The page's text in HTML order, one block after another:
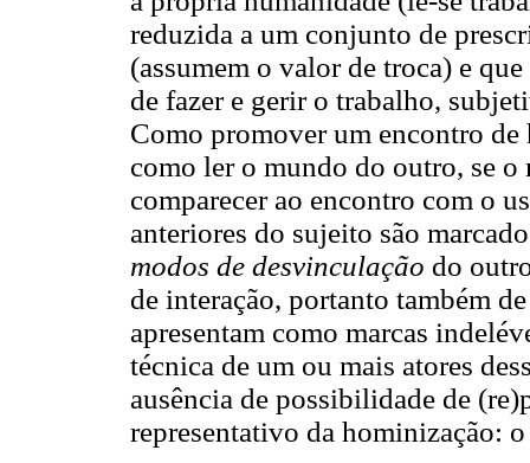
reduzida a um conjunto de
(assumem o valor de troca) e
de fazer e gerir o trabalho,
Como promover um encontro
como ler o mundo do outro, se
comparecer ao encontro com o
anteriores do sujeito são
modos de desvinculação do
de interação, portanto também
apresentam como marcas
técnica de um ou mais atores
ausência de possibilidade de
representativo da hominização: